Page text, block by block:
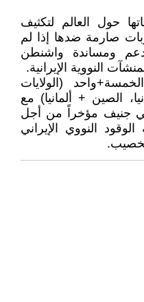
حول العالم لتكثيف
صارمة ضدها إذا لم
ومساندة واشنطن
النووية الإيرانية.
(الولايات
الصين + ألمانيا) مع
في جنيف مؤخراً من أجل
النووي الإيراني